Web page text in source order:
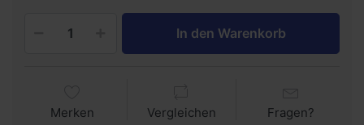
In den Warenkorb
Merken Vergleichen Fragen?